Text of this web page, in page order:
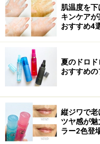
肌の色味を問わず、頬
さしいさとキュートな
仕上げや、眉下のハイ
（チーク）としてハッ
【「シマーブリック」
コルテまで自由自在】
このように、5色のパウ
肌温度を
キンケアが
おすすめ4
夏のドロ
おすすめ
縦ジワで老
ツヤ感が
ラー2色登